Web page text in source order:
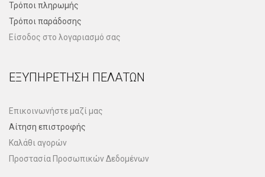
Τρόποι πληρωμής
Τρόποι παράδοσης
Είσοδος στο λογαριασμό σας
ΕΞΥΠΗΡΈΤΗΣΗ ΠΕΛΑΤΏΝ
Επικοινωνήστε μαζί μας
Αίτηση επιστροφής
Καλάθι αγορών
Προστασία Προσωπικών Δεδομένων